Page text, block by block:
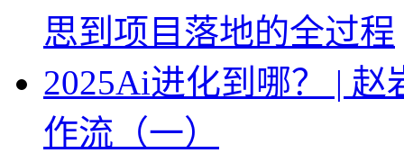
思到项目落地的全过程
2025Ai进化到哪？ |
作流（一）